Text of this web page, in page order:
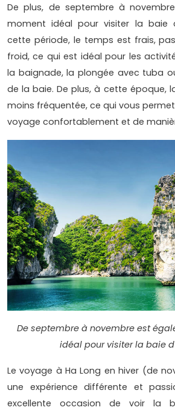
De plus, de septembre à
moment idéal pour visiter la baie
cette période, le temps est frais,
froid, ce qui est idéal pour les
la baignade, la plongée avec tuba
de la baie. De plus, à cette époque,
moins fréquentée, ce qui vous
voyage confortablement et de
De septembre à novembre est
idéal pour visiter la baie
Le voyage à Ha Long en hiver (de
une expérience différente et
excellente occasion de voir la